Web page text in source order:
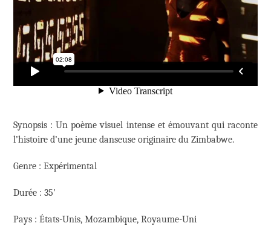
Synopsis : Un poème visuel intense et émouvant qui raconte
l’histoire d’une jeune danseuse originaire du Zimbabwe.
Genre : Expérimental
Durée : 35′
Pays : États-Unis, Mozambique, Royaume-Uni